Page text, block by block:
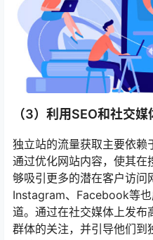
（3）利用SEO和社交媒
独立站的流量获取主要依赖
通过优化网站内容，使其在
够吸引更多的潜在客户访问
Instagram、Facebook等
道。通过在社交媒体上发布
群体的关注，并引导他们到